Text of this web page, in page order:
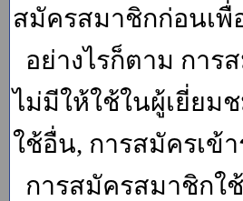
สมัครสมาชิกก่อนเ
อย่างไรก็ตาม กา
ไม่มีให้ใช้ในผู้เยี่ยม
ใช้อื่น, การสมัครเข้
การสมัครสมาชิกใ